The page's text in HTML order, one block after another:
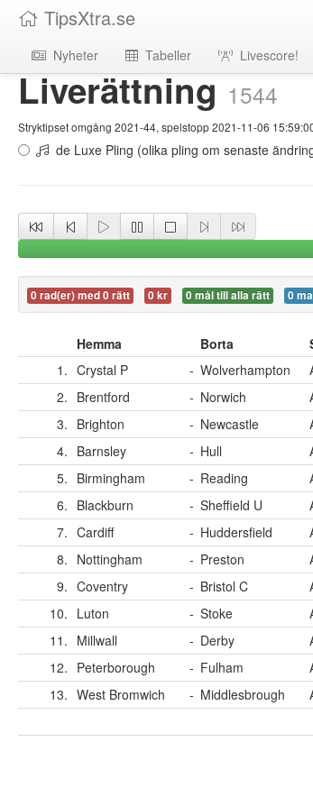
TipsXtra.se
Nyheter Tabeller Livescore!
Liverättning1544
Stryktipset omgång 2021-44, spelstopp 2021-11-06
de Luxe Pling (olika pling om senaste
0 rad(er) med 0 rätt 0 kr 0 mål till alla rätt 0
Hemma Borta
1. Crystal P - Wolverhampton
2. Brentford - Norwich
3. Brighton - Newcastle
4. Barnsley - Hull
5. Birmingham - Reading
6. Blackburn - Sheffield U
7. Cardiff - Huddersfield
8. Nottingham - Preston
9. Coventry - Bristol C
10. Luton - Stoke
11. Millwall - Derby
12. Peterborough - Fulham
13. West Bromwich - Middlesbrough